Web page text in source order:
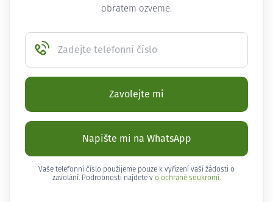
obratem ozveme.
Zadejte telefonní číslo
Zavolejte mi
Napište mi na WhatsApp
Vaše telefonní číslo použijeme pouze k vyřízení vaší žádosti o
zavolání. Podrobnosti najdete v o ochraně soukromí .